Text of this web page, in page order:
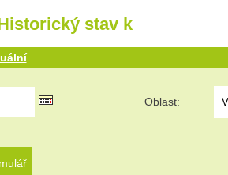
stav k
Oblast: